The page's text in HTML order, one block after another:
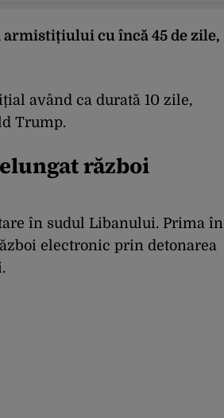
cu încă 45 de zile,
având ca durată 10 zile,
Trump.
război
în sudul Libanului. Prima în
electronic prin detonarea